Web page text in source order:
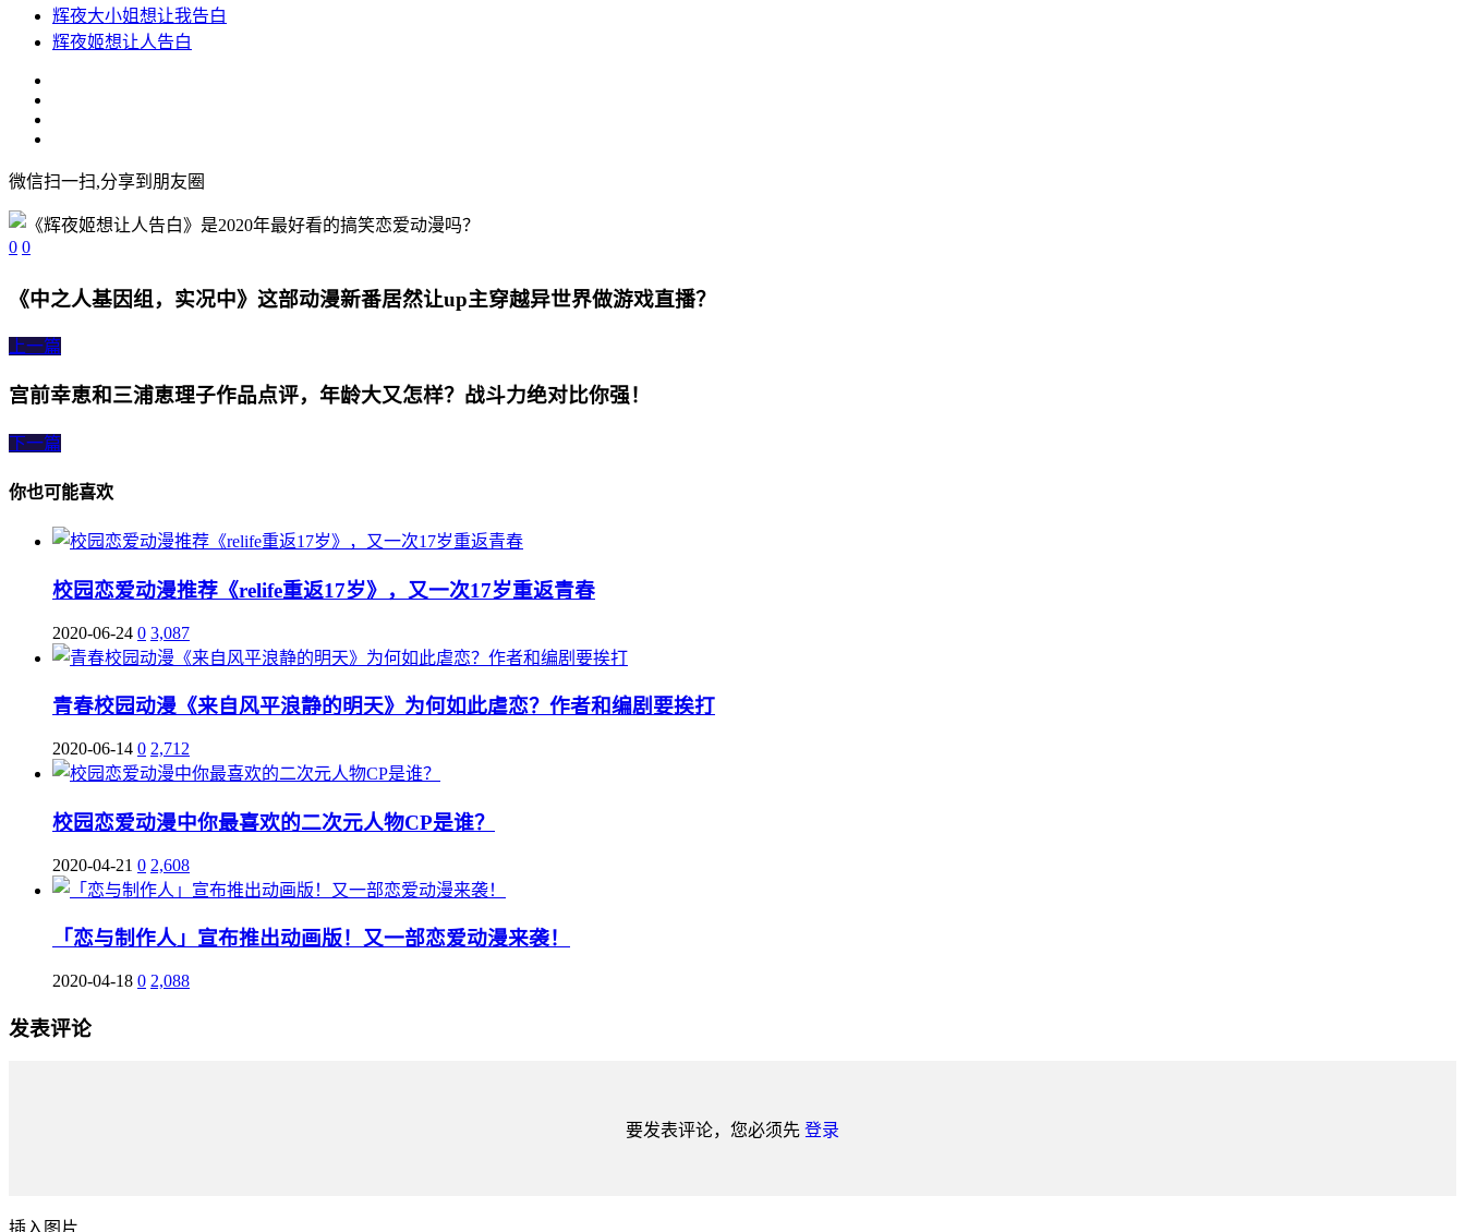
辉夜大小姐想让我告白
辉夜姬想让人告白
微信扫一扫,分享到朋友圈
0 0
《中之人基因组，实况中》这部动漫新番居然让up主穿越异世界做游戏直播？
上一篇
宫前幸恵和三浦恵理子作品点评，年龄大又怎样？战斗力绝对比你强！
下一篇
你也可能喜欢
校园恋爱动漫推荐《relife重返17岁》，又一次17岁重返青春
2020-06-24 0 3,087
青春校园动漫《来自风平浪静的明天》为何如此虐恋？作者和编剧要挨打
2020-06-14 0 2,712
校园恋爱动漫中你最喜欢的二次元人物CP是谁？
2020-04-21 0 2,608
「恋与制作人」宣布推出动画版！又一部恋爱动漫来袭！
2020-04-18 0 2,088
发表评论
要发表评论，您必须先 登录